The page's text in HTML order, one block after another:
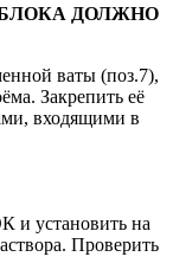
БЛОКА ДОЛЖНО
ваты (поз.7),
Закрепить её
входящими в
и установить на
Проверить